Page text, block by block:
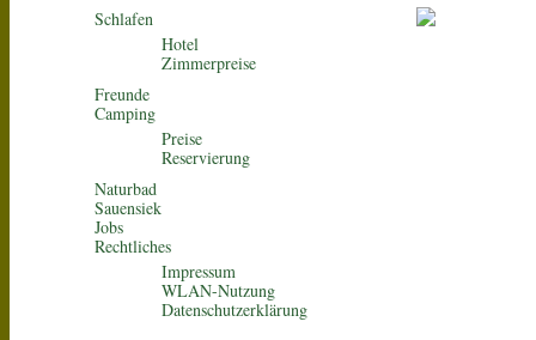
Schlafen
Hotel
Zimmerpreise
Freunde
Camping
Preise
Reservierung
Naturbad
Sauensiek
Jobs
Rechtliches
Impressum
WLAN-Nutzung
Datenschutzerklärung